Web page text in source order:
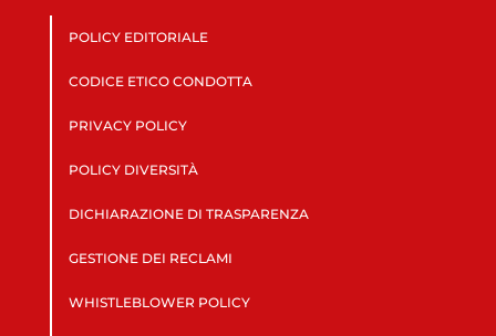
POLICY EDITORIALE
CODICE ETICO CONDOTTA
PRIVACY POLICY
POLICY DIVERSITÀ
DICHIARAZIONE DI TRASPARENZA
GESTIONE DEI RECLAMI
WHISTLEBLOWER POLICY